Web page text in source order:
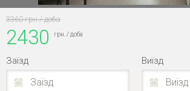
3360 грн / доба
2430 грн. / доба
Заїзд
Заїзд
Виїзд
Виїзд